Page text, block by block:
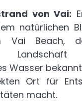
von Vai:
natürlichen
Vai Beach,
Wasser
Ort für
macht.